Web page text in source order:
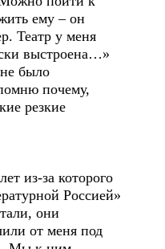
ему – он
Театр у меня
выстроена…»
было
почему,
резкие
из-за которого
Россией»
они
от меня под